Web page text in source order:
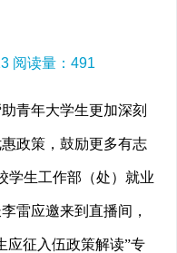
阅读量： 491
青年大学生更加深刻
政策，鼓励更多有志
学生工作部（处）就业
雷应邀来到直播间，
应征入伍政策解读”专